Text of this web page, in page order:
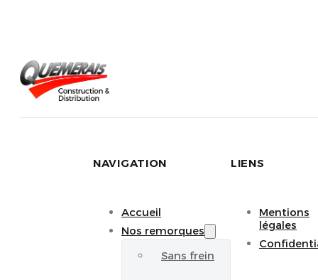
NAVIGATION
Accueil
Nos remorques
Sans frein
LIENS
Mentions
légales